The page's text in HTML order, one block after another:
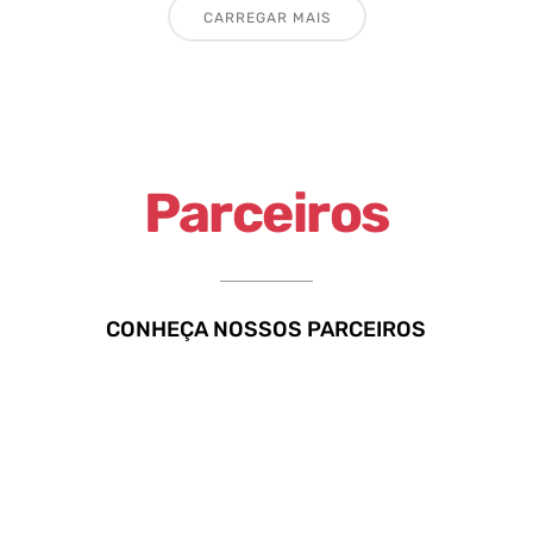
CARREGAR MAIS
Parceiros
CONHEÇA NOSSOS PARCEIROS